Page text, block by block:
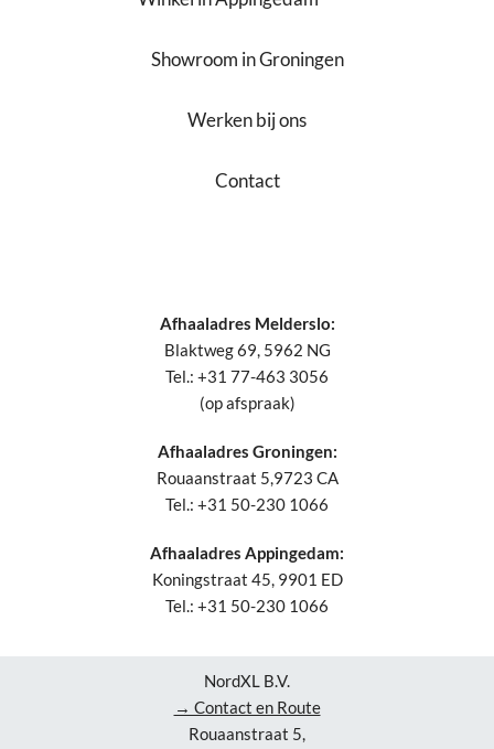
Showroom in Groningen
Werken bij ons
Contact
Afhaaladres Melderslo:
Blaktweg 69, 5962 NG
Tel.: +31 77-463 3056
(op afspraak)
Afhaaladres Groningen:
Rouaanstraat 5,9723 CA
Tel.: +31 50-230 1066
Afhaaladres Appingedam:
Koningstraat 45, 9901 ED
Tel.: +31 50-230 1066
NordXL B.V.
→ Contact en Route
Rouaanstraat 5,